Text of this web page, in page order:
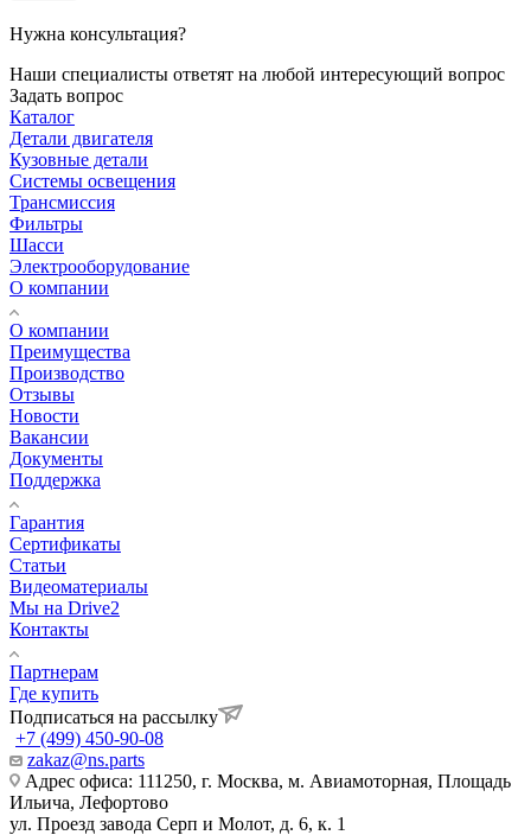
Нужна консультация?
Наши специалисты ответят на любой интересующий вопрос
Задать вопрос
Каталог
Детали двигателя
Кузовные детали
Системы освещения
Трансмиссия
Фильтры
Шасси
Электрооборудование
О компании
О компании
Преимущества
Производство
Отзывы
Новости
Вакансии
Документы
Поддержка
Гарантия
Сертификаты
Статьи
Видеоматериалы
Мы на Drive2
Контакты
Партнерам
Где купить
Подписаться на рассылку
+7 (499) 450-90-08
zakaz@ns.parts
Адрес офиса: 111250, г. Москва, м. Авиамоторная, Площадь
Ильича, Лефортово
ул. Проезд завода Серп и Молот, д. 6, к. 1